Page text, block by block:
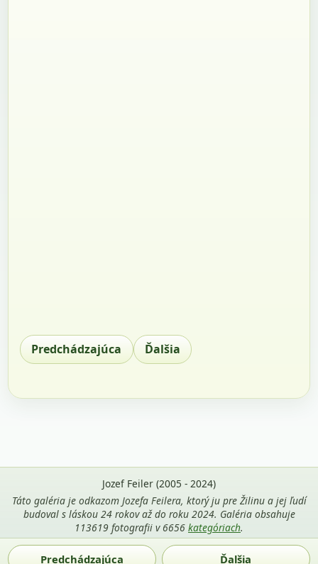
Predchádzajúca Ďalšia
Predchádzajúca Ďalšia
Jozef Feiler (2005 - 2024)
Táto galéria je odkazom Jozefa Feilera, ktorý ju pre Žilinu a jej ľudí
budoval s láskou 24 rokov až do roku 2024. Galéria obsahuje
113619 fotografii v 6656 kategóriach.
Použitie fotografií z tejto stránky je povolené len s uvedením